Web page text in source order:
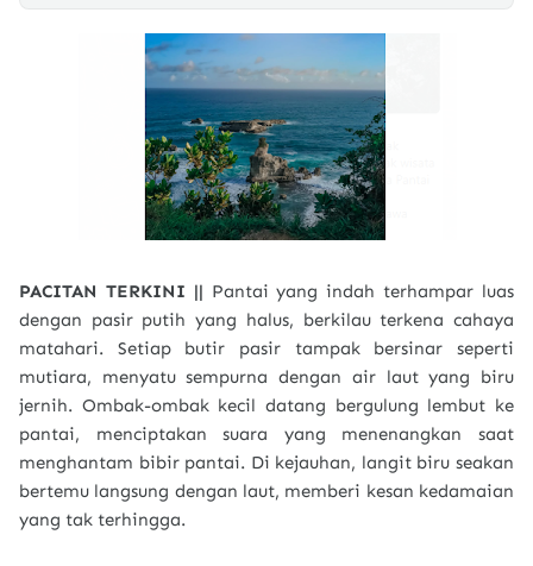
PACITAN TERKINI || Pantai yang indah terhampar luas
dengan pasir putih yang halus, berkilau terkena cahaya
matahari. Setiap butir pasir tampak bersinar seperti
mutiara, menyatu sempurna dengan air laut yang biru
jernih. Ombak-ombak kecil datang bergulung lembut ke
pantai, menciptakan suara yang menenangkan saat
menghantam bibir pantai. Di kejauhan, langit biru seakan
bertemu langsung dengan laut, memberi kesan kedamaian
yang tak terhingga.